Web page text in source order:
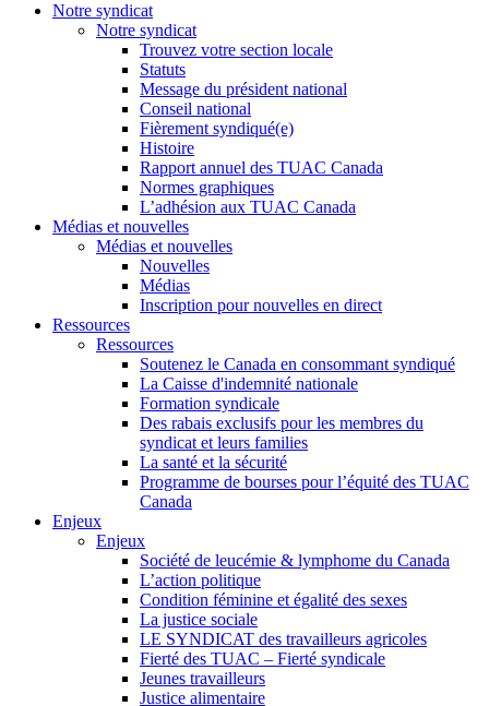
Notre syndicat
Notre syndicat
Trouvez votre section locale
Statuts
Message du président national
Conseil national
Fièrement syndiqué(e)
Histoire
Rapport annuel des TUAC Canada
Normes graphiques
L’adhésion aux TUAC Canada
Médias et nouvelles
Médias et nouvelles
Nouvelles
Médias
Inscription pour nouvelles en direct
Ressources
Ressources
Soutenez le Canada en consommant syndiqué
La Caisse d'indemnité nationale
Formation syndicale
Des rabais exclusifs pour les membres du
syndicat et leurs families
La santé et la sécurité
Programme de bourses pour l’équité des TUAC
Canada
Enjeux
Enjeux
Société de leucémie & lymphome du Canada
L’action politique
Condition féminine et égalité des sexes
La justice sociale
LE SYNDICAT des travailleurs agricoles
Fierté des TUAC – Fierté syndicale
Jeunes travailleurs
Justice alimentaire